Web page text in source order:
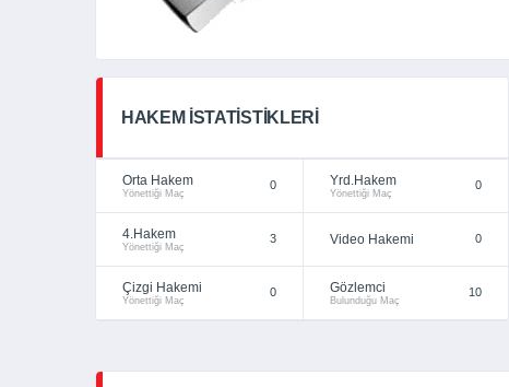
HAKEM İSTATISTIKLERI
Orta Hakem
Yönettiği Maç
0 Yrd.Hakem
Yönettiği Maç
0
4.Hakem
Yönettiği Maç
3 Video Hakemi 0
Çizgi Hakemi
Yönettiği Maç
0 Gözlemci
Bulunduğu Maç
10